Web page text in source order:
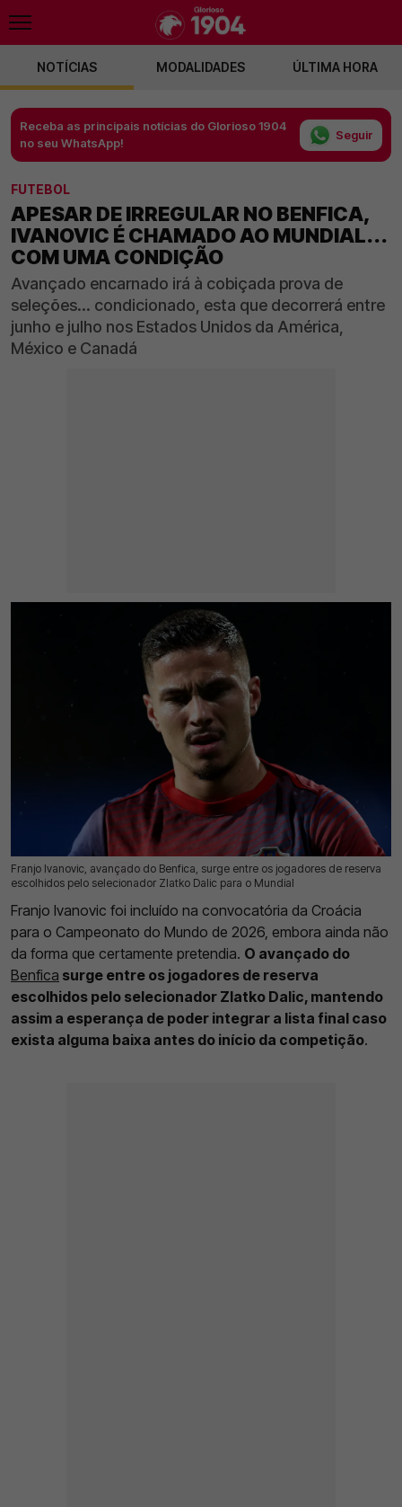
NOTÍCIAS MODALIDADES ÚLTIMA HORA
Receba as principais notícias do Glorioso 1904
no seu WhatsApp!
Seguir
FUTEBOL
APESAR DE IRREGULAR NO BENFICA,
IVANOVIC É CHAMADO AO MUNDIAL...
COM UMA CONDIÇÃO
Avançado encarnado irá à cobiçada prova de
seleções... condicionado, esta que decorrerá entre
junho e julho nos Estados Unidos da América,
México e Canadá
Franjo Ivanovic, avançado do Benfica, surge entre os jogadores de reserva
escolhidos pelo selecionador Zlatko Dalic para o Mundial
19 Mai 2026 | 09:57 | 0
Franjo Ivanovic foi incluído na convocatória da Croácia
para o Campeonato do Mundo de 2026, embora ainda não
da forma que certamente pretendia. O avançado do
Benfica surge entre os jogadores de reserva
escolhidos pelo selecionador Zlatko Dalic, mantendo
assim a esperança de poder integrar a lista final caso
exista alguma baixa antes do início da competição.